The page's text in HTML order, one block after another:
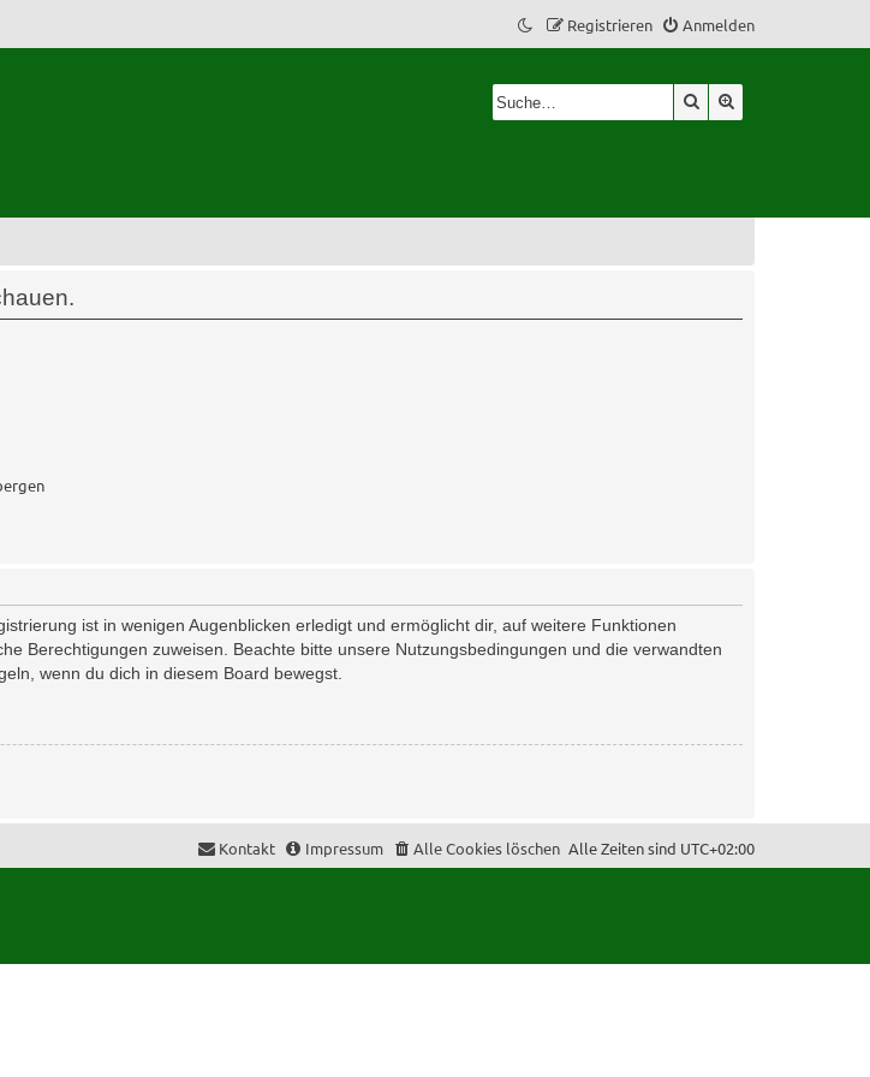
Anmelden
Registrieren
Suche
ist in wenigen Augenblicken erledigt und ermöglicht dir, auf weitere Funktionen
Berechtigungen zuweisen. Beachte bitte unsere Nutzungsbedingungen und die verwandten
wenn du dich in diesem Board bewegst.
Alle Zeiten sind UTC+02:00
Alle Cookies löschen
Impressum
Kontakt